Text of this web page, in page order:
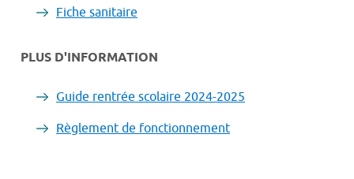
Fiche sanitaire
PLUS D'INFORMATION
Guide rentrée scolaire 2024-2025
Règlement de fonctionnement